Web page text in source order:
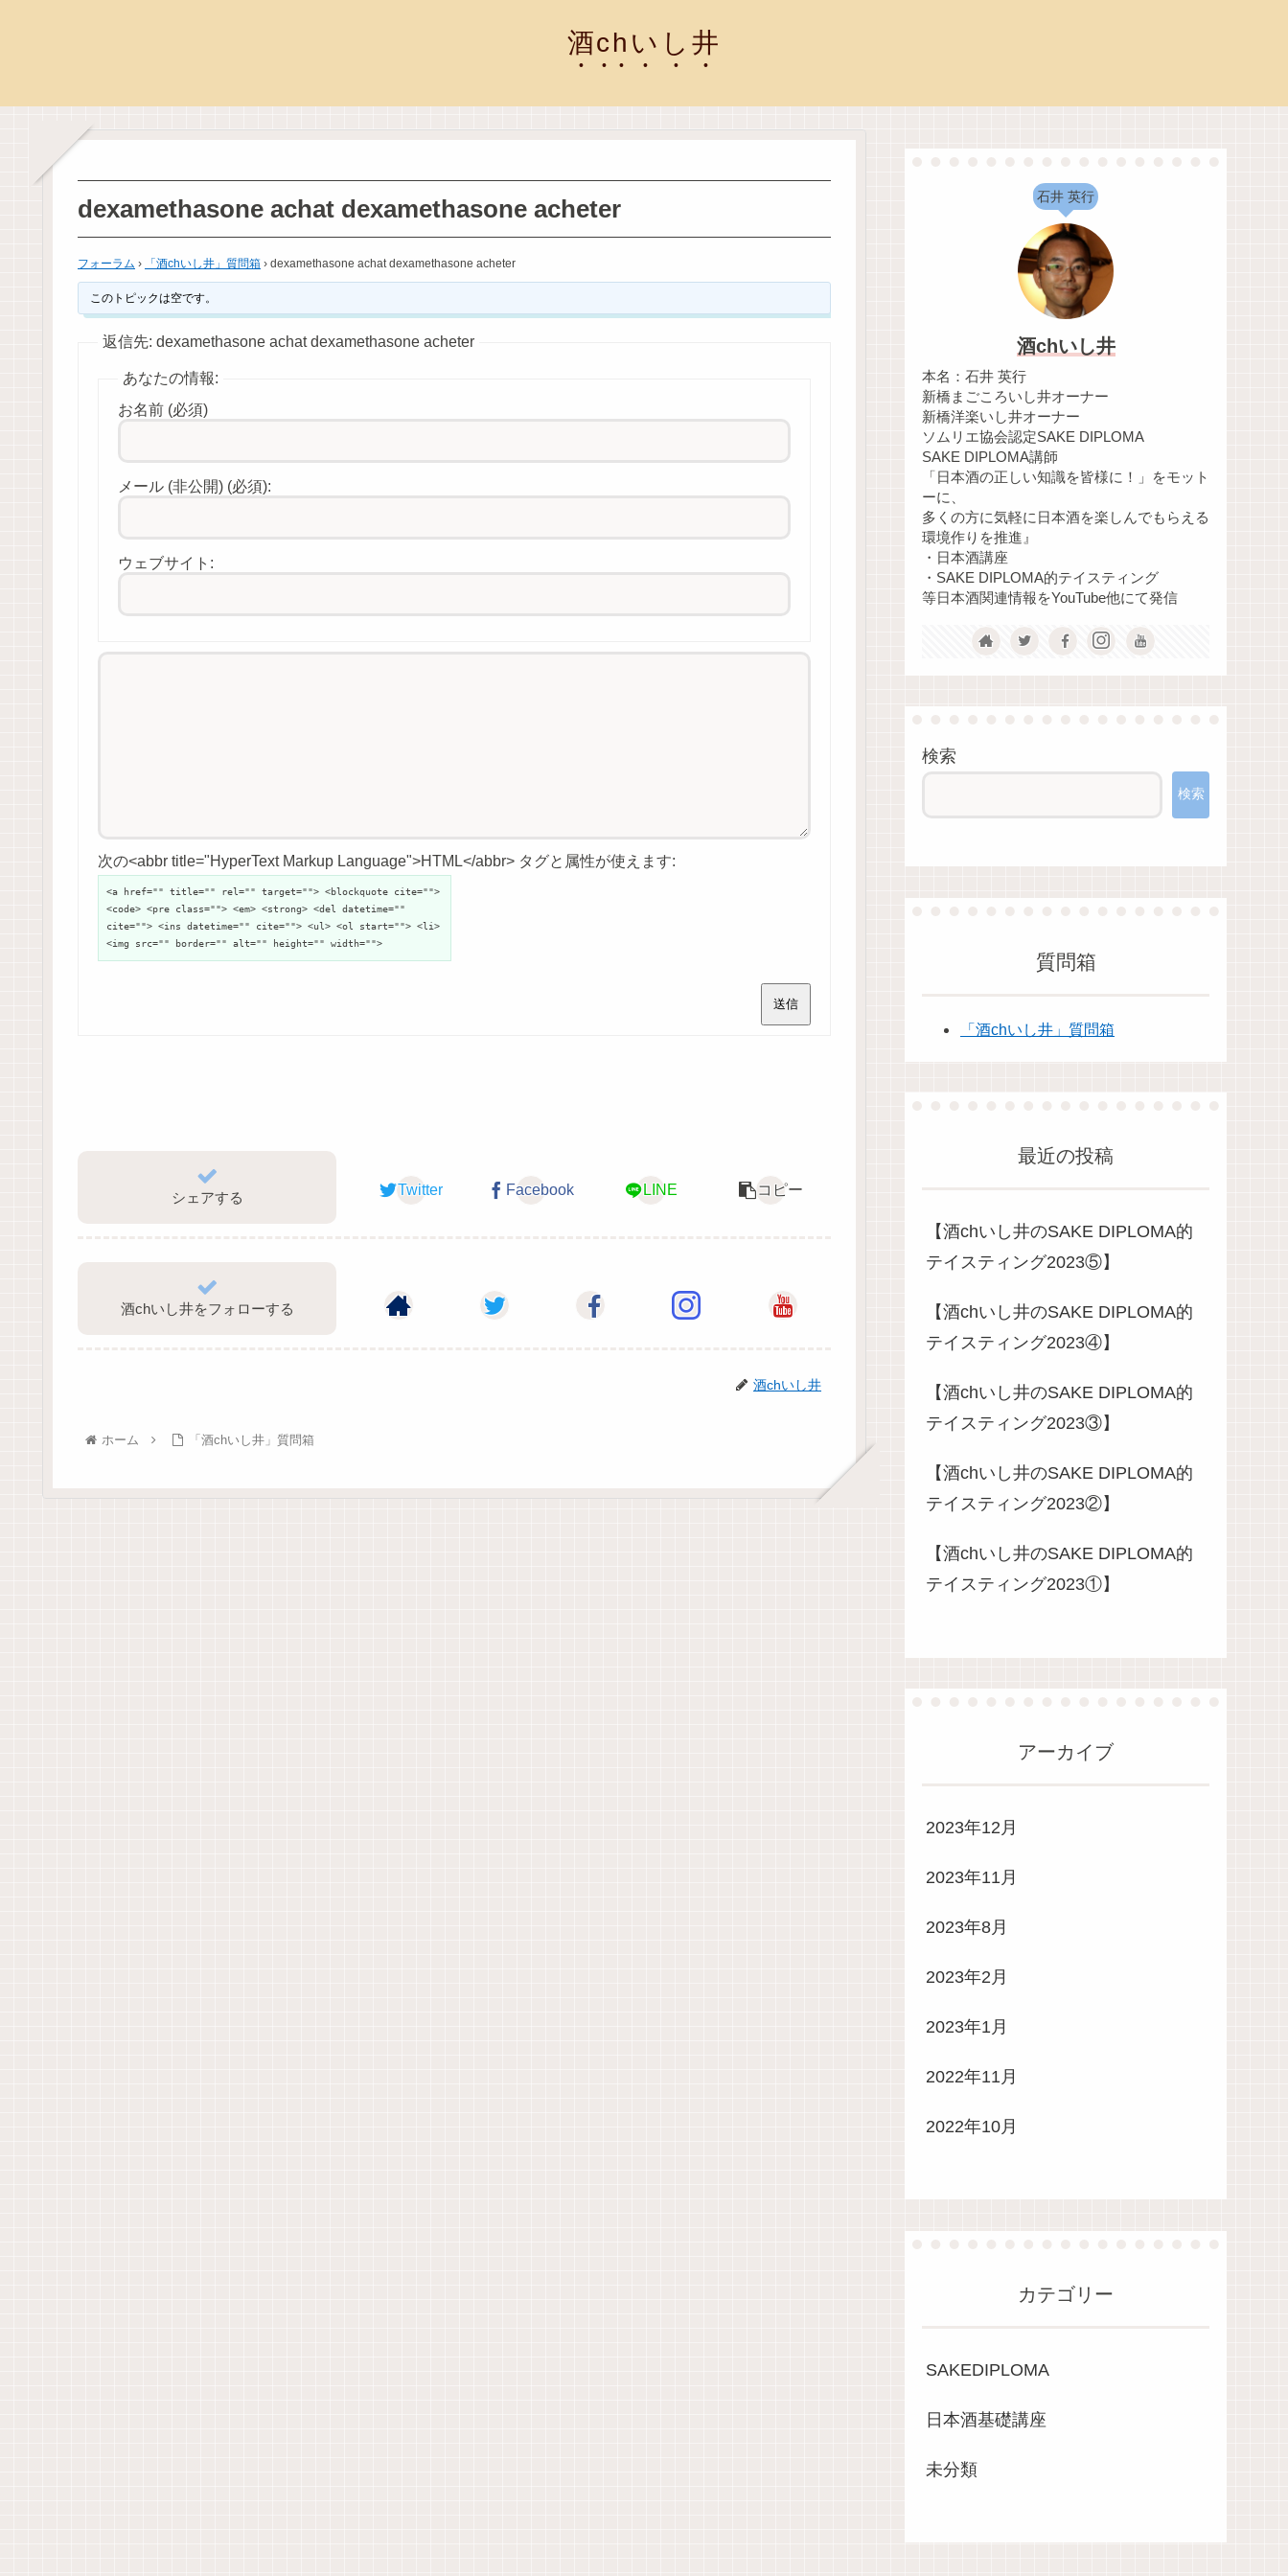
酒chいし井
dexamethasone achat dexamethasone acheter
フォーラム › 「酒chいし井」質問箱 › dexamethasone achat dexamethasone acheter
このトピックは空です。
返信先: dexamethasone achat dexamethasone acheter
あなたの情報:
お名前 (必須)
メール (非公開) (必須):
ウェブサイト:
次の<abbr title="HyperText Markup Language">HTML</abbr> タグと属性が使えます:
<a href="" title="" rel="" target=""> <blockquote cite="">
<code> <pre class=""> <em> <strong> <del datetime=""
cite=""> <ins datetime="" cite=""> <ul> <ol start=""> <li>
<img src="" border="" alt="" height="" width="">
送信
シェアする Twitter Facebook LINE コピー
酒chいし井をフォローする
酒chいし井
ホーム 「酒chいし井」質問箱
石井 英行
酒chいし井
本名：石井 英行
新橋まごころいし井オーナー
新橋洋楽いし井オーナー
ソムリエ協会認定SAKE DIPLOMA
SAKE DIPLOMA講師
「日本酒の正しい知識を皆様に！」をモット
ーに、
多くの方に気軽に日本酒を楽しんでもらえる
環境作りを推進』
・日本酒講座
・SAKE DIPLOMA的テイスティング
等日本酒関連情報をYouTube他にて発信
検索
検索
質問箱
「酒chいし井」質問箱
最近の投稿
【酒chいし井のSAKE DIPLOMA的
テイスティング2023⑤】
【酒chいし井のSAKE DIPLOMA的
テイスティング2023④】
【酒chいし井のSAKE DIPLOMA的
テイスティング2023③】
【酒chいし井のSAKE DIPLOMA的
テイスティング2023②】
【酒chいし井のSAKE DIPLOMA的
テイスティング2023①】
アーカイブ
2023年12月
2023年11月
2023年8月
2023年2月
2023年1月
2022年11月
2022年10月
カテゴリー
SAKEDIPLOMA
日本酒基礎講座
未分類